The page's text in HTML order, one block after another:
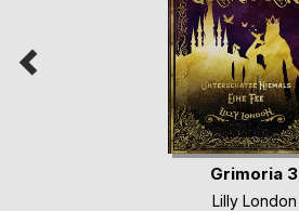
Grimoria 3
Lilly London